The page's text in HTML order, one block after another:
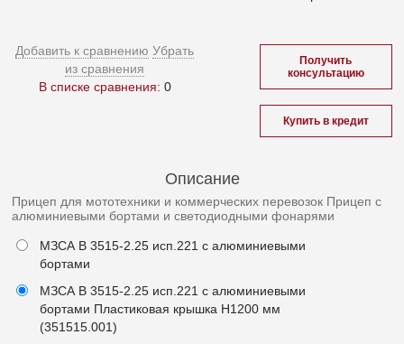
Добавить к сравнению Убрать
из сравнения
В списке сравнения: 0
Получить
консультацию
Купить в кредит
Описание
Прицеп для мототехники и коммерческих перевозок Прицеп с
алюминиевыми бортами и светодиодными фонарями
МЗСА B 3515-2.25 исп.221 с алюминиевыми
бортами
МЗСА B 3515-2.25 исп.221 с алюминиевыми
бортами Пластиковая крышка Н1200 мм
(351515.001)